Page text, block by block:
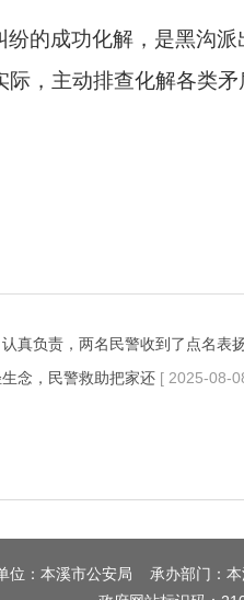
纷的成功化解，是黑沟
际，主动排查化解各类
真负责，两名民警收到了点名表
念，民警救助把家还 [ 2025-08-
位：本溪市公安局 承办部门：